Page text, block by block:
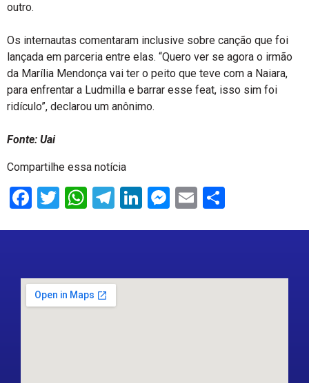
outro.
Os internautas comentaram inclusive sobre canção que foi
lançada em parceria entre elas. “Quero ver se agora o irmão
da Marília Mendonça vai ter o peito que teve com a Naiara,
para enfrentar a Ludmilla e barrar esse feat, isso sim foi
ridículo”, declarou um anônimo.
Fonte: Uai
Compartilhe essa notícia
Facebook
Twitter
WhatsApp
Telegram
LinkedIn
Messenger
Email